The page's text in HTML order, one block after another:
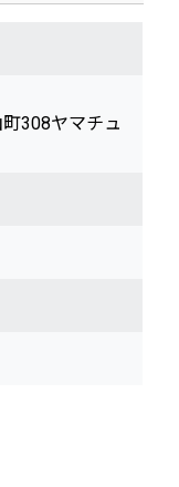
308ヤマチュ